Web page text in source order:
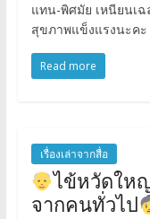
แทน-พิศมัย เหนียนเ
สุขภาพแข็งแรงนะคะ
Read more
เรื่องเล่าจากสื่อ
ไข้หวัดให
จากคนทั่วไป